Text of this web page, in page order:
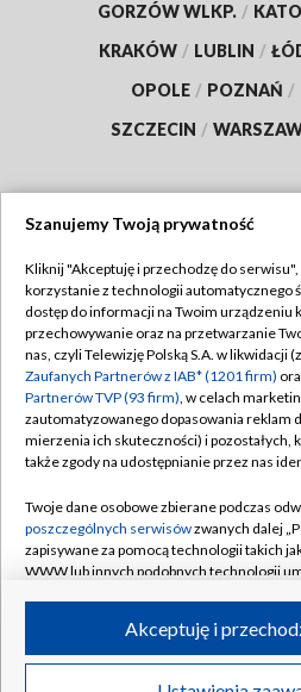
GORZÓW WLKP. /
KRAKÓW / LUBLIN /
OPOLE / POZNAŃ /
SZCZECIN /
TVP
Abonament TVP
Emisja w TVP
Centrum informacji TVP
Naziemna Telewizja Cyfrowa
Rada Programowa
System NOS
Informacje o nadawcy
Program dla prasy
Polityka
Moje
©2026 Telewizja Polska
Szanujemy Twoją prywatność
Kliknij "Akceptuję i przechodzę do serwisu",
korzystanie z technologii automatycznego
dostęp do informacji na Twoim urządzeniu
przechowywanie oraz na przetwarzanie
nas, czyli Telewizję Polską S.A. w likwidacji
Zaufanych Partnerów z IAB* (1201 firm)
Partnerów TVP (93 firm), w celach
zautomatyzowanego dopasowania reklam
mierzenia ich skuteczności) i pozostałych,
także zgody na udostępnianie przez nas
Twoje dane osobowe zbierane podczas
poszczególnych serwisówzwanych dalej
zapisywane za pomocą technologii takich
WWW lub innych podobnych technologii
ruchu w Internecie.
Twoje dane osobowe zbierane podczas
Akceptuję i